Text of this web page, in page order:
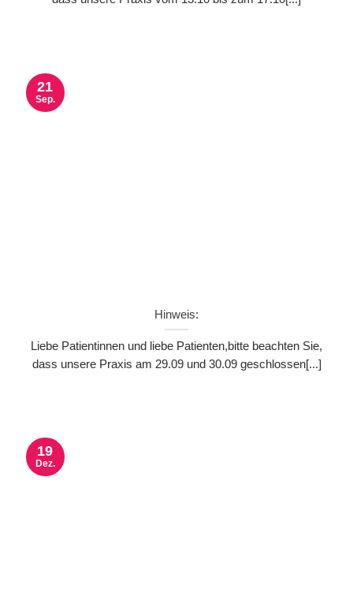
Hinweis:
Liebe Patientinnen und liebe Patienten,bitte beachten Sie,
dass unsere Praxis am 29.09 und 30.09 geschlossen[...]
21
Sep.
19
Dez.